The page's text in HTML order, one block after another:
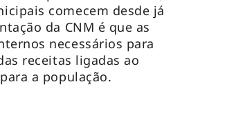
comecem desde já
da CNM é que as
necessários para
receitas ligadas ao
a população.